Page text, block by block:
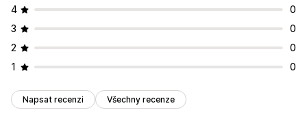
4
0
3
0
2
0
1
0
Napsat recenzi Všechny recenze